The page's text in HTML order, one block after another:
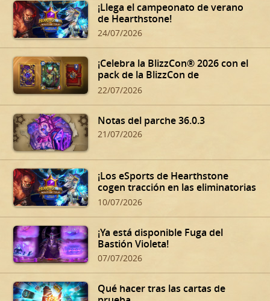
¡Llega el campeonato de verano
de Hearthstone!
24/07/2026
¡Celebra la BlizzCon® 2026 con el
pack de la BlizzCon de
Hearthstone!
22/07/2026
Notas del parche 36.0.3
21/07/2026
¡Los eSports de Hearthstone
cogen tracción en las eliminatorias
de verano!
10/07/2026
¡Ya está disponible Fuga del
Bastión Violeta!
07/07/2026
Qué hacer tras las cartas de